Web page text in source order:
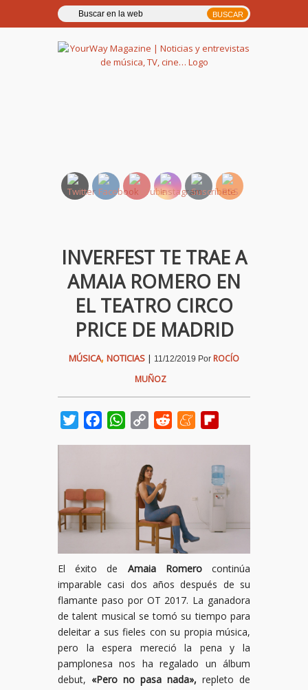
INVERFEST TE TRAE A
AMAIA ROMERO EN
EL TEATRO CIRCO
PRICE DE MADRID
MÚSICA, NOTICIAS | 11/12/2019 Por ROCÍO
MUÑOZ
TwitterFacebookWhatsApp
Copy
Reddit Meneame
El éxito de Amaia Romerocontinúa
imparable casi dos años después de su
flamante paso por OT 2017. La ganadora
de talent musical se tomó su tiempo para
deleitar a sus fieles con su propia música,
pero la espera mereció la pena y la
pamplonesa nos ha regalado un álbum
debut, «Pero no pasa nada», repleto de